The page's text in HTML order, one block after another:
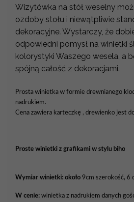
Wizytówka na stół weselny
ozdoby stołu i niewątpliwie
dekoracyjne. Wystarczy, że
odpowiedni pomysł na winietki
kolorystyki Waszego wesela, a
spójną całość z dekoracjami.
Prosta winietka w formie drewnianego
nadrukiem.
Cena zawiera karteczkę , drewienko jest
Proste winietki z grafikami w stylu biho
Wymiar winietki: około 9cm szerokość, 6
W cenie: winietka z nadrukiem danych